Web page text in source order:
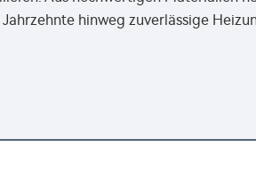
hinweg zuverlässige